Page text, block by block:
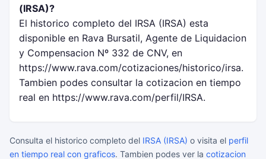
(IRSA)?
El historico completo del IRSA (IRSA) esta
disponible en Rava Bursatil, Agente de Liquidacion
y Compensacion Nº 332 de CNV, en
https://www.rava.com/cotizaciones/historico/irsa.
Tambien podes consultar la cotizacion en tiempo
real en https://www.rava.com/perfil/IRSA.
Consulta el historico completo del IRSA (IRSA) o visita el perfil
en tiempo real con graficos. Tambien podes ver la cotizacion